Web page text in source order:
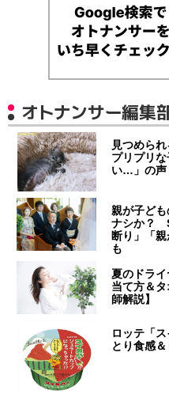
オトナンサー編集
見つめら
プリプリ
い…」の声
親が子ど
ナシか？
断り」「
も
夏のドラ
当て方＆
師解説】
ロッテ「
とり食感